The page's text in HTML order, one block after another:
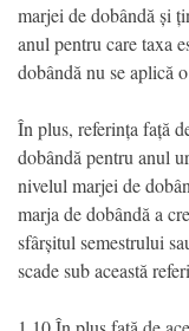
marjei de dobândă și
anul pentru care taxa
dobândă nu se aplică
În plus, referința față
dobândă pentru anul
nivelul marjei de
marja de dobândă a
sfârșitul semestrului
scade sub această